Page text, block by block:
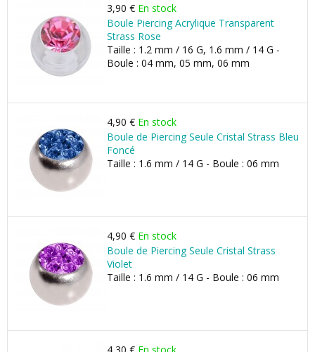
3,90 € En stock
Boule Piercing Acrylique Transparent
Strass Rose
Taille : 1.2 mm / 16 G, 1.6 mm / 14 G -
Boule : 04 mm, 05 mm, 06 mm
4,90 € En stock
Boule de Piercing Seule Cristal Strass Bleu
Foncé
Taille : 1.6 mm / 14 G - Boule : 06 mm
4,90 € En stock
Boule de Piercing Seule Cristal Strass
Violet
Taille : 1.6 mm / 14 G - Boule : 06 mm